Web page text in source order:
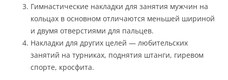
Гимнастические накладки для занятия мужчин на
кольцах в основном отличаются меньшей шириной
и двумя отверстиями для пальцев.
Накладки для других целей — любительских
занятий на турниках, поднятия штанги, гиревом
спорте, кросфита.